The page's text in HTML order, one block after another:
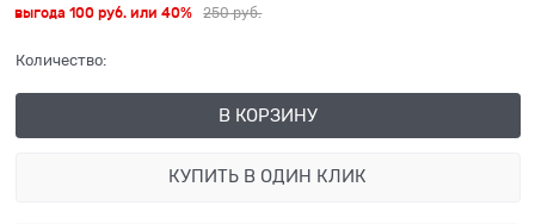
250 руб.
выгода 100 руб. или 40%
Количество:
В КОРЗИНУ
КУПИТЬ В ОДИН КЛИК